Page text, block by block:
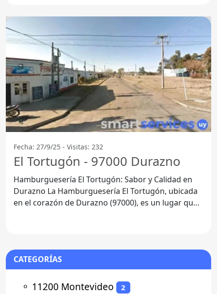
Fecha: 27/9/25 - Visitas: 232
El Tortugón - 97000 Durazno
Hamburguesería El Tortugón: Sabor y Calidad en
Durazno La Hamburguesería El Tortugón, ubicada
en el corazón de Durazno (97000), es un lugar que
CATEGORÍAS
⚬ 11200 Montevideo 2